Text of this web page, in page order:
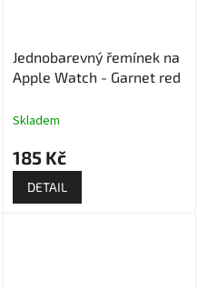
Jednobarevný řemínek na
Apple Watch - Garnet red
Skladem
185 Kč
DETAIL